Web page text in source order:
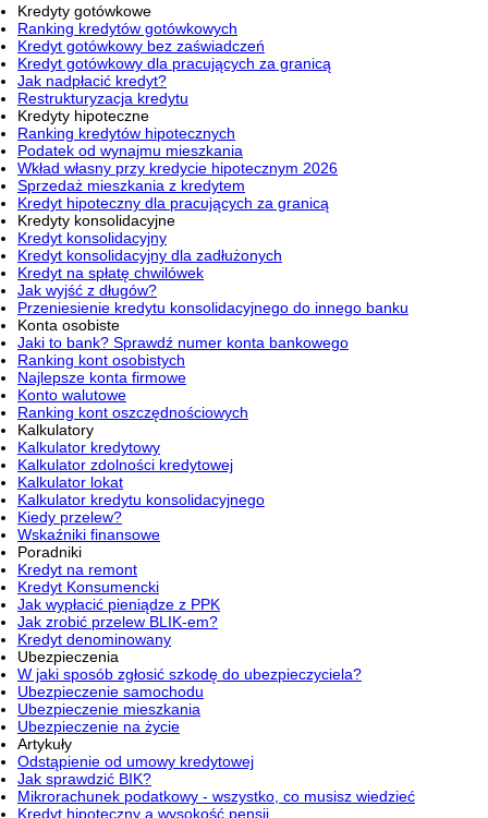
Kredyty gotówkowe
Ranking kredytów gotówkowych
Kredyt gotówkowy bez zaświadczeń
Kredyt gotówkowy dla pracujących za granicą
Jak nadpłacić kredyt?
Restrukturyzacja kredytu
Kredyty hipoteczne
Ranking kredytów hipotecznych
Podatek od wynajmu mieszkania
Wkład własny przy kredycie hipotecznym 2026
Sprzedaż mieszkania z kredytem
Kredyt hipoteczny dla pracujących za granicą
Kredyty konsolidacyjne
Kredyt konsolidacyjny
Kredyt konsolidacyjny dla zadłużonych
Kredyt na spłatę chwilówek
Jak wyjść z długów?
Przeniesienie kredytu konsolidacyjnego do innego banku
Konta osobiste
Jaki to bank? Sprawdź numer konta bankowego
Ranking kont osobistych
Najlepsze konta firmowe
Konto walutowe
Ranking kont oszczędnościowych
Kalkulatory
Kalkulator kredytowy
Kalkulator zdolności kredytowej
Kalkulator lokat
Kalkulator kredytu konsolidacyjnego
Kiedy przelew?
Wskaźniki finansowe
Poradniki
Kredyt na remont
Kredyt Konsumencki
Jak wypłacić pieniądze z PPK
Jak zrobić przelew BLIK-em?
Kredyt denominowany
Ubezpieczenia
W jaki sposób zgłosić szkodę do ubezpieczyciela?
Ubezpieczenie samochodu
Ubezpieczenie mieszkania
Ubezpieczenie na życie
Artykuły
Odstąpienie od umowy kredytowej
Jak sprawdzić BIK?
Mikrorachunek podatkowy - wszystko, co musisz wiedzieć
Kredyt hipoteczny a wysokość pensji